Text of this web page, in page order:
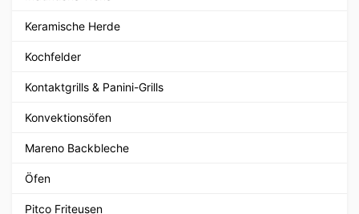
Keramische Herde
Kochfelder
Kontaktgrills & Panini-Grills
Konvektionsöfen
Mareno Backbleche
Öfen
Pitco Friteusen